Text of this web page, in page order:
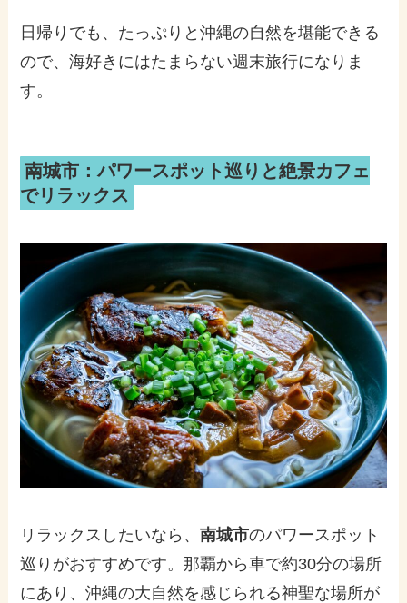
日帰りでも、たっぷりと沖縄の自然を堪能できる
ので、海好きにはたまらない週末旅行になりま
す。
南城市：パワースポット巡りと絶景カフェ
でリラックス
リラックスしたいなら、南城市のパワースポット
巡りがおすすめです。那覇から車で約30分の場所
にあり、沖縄の大自然を感じられる神聖な場所が